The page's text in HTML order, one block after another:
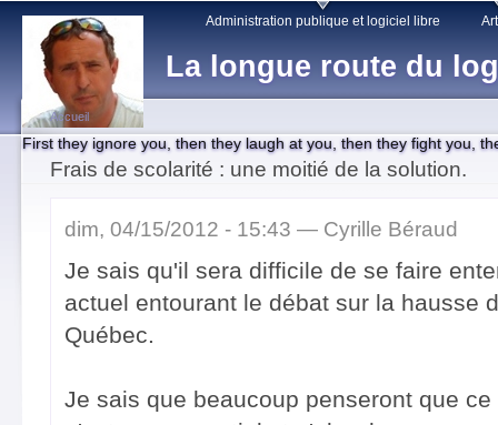
La longue route du
First they ignore you, then they laugh at you, then they fight you,
Main menu Administration publique et logiciel libre
You are here
Accueil
Frais de scolarité : une moitié de la solution.
dim, 04/15/2012 - 15:43 — Cyrille Béraud
Je sais qu'il sera difficile de se faire
actuel entourant le débat sur la hausse
Québec.
Je sais que beaucoup penseront que